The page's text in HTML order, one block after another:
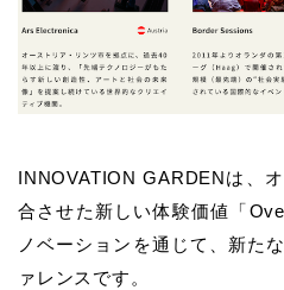
INNOVATION GARDENは、
合させた新しい体験価値「
ノベーションを通じて、新た
ァレンスです。